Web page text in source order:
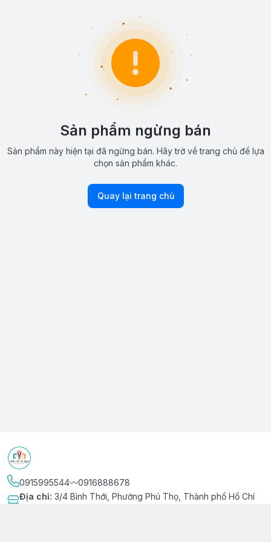
Sản phẩm ngừng bán
Sản phẩm này hiện tại đã ngừng bán. Hãy trở về trang chủ để lựa
chọn sản phẩm khác.
Quay lại trang chủ
0915995544〰️0916888678
Địa chỉ: 3/4 Bình Thới, Phường Phú Thọ, Thành phố Hồ Chí